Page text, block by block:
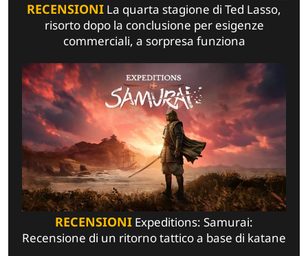
RECENSIONI La quarta stagione di Ted Lasso,
risorto dopo la conclusione per esigenze
commerciali, a sorpresa funziona
RECENSIONI Expeditions: Samurai:
Recensione di un ritorno tattico a base di katane